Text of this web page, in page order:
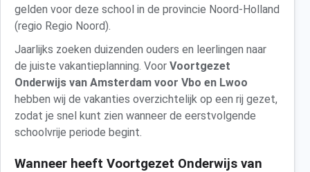
gelden voor deze school in de provincie Noord-Holland
(regio Regio Noord).
Jaarlijks zoeken duizenden ouders en leerlingen naar
de juiste vakantieplanning. Voor Voortgezet
Onderwijs van Amsterdam voor Vbo en Lwoo
hebben wij de vakanties overzichtelijk op een rij gezet,
zodat je snel kunt zien wanneer de eerstvolgende
schoolvrije periode begint.
Wanneer heeft Voortgezet Onderwijs van